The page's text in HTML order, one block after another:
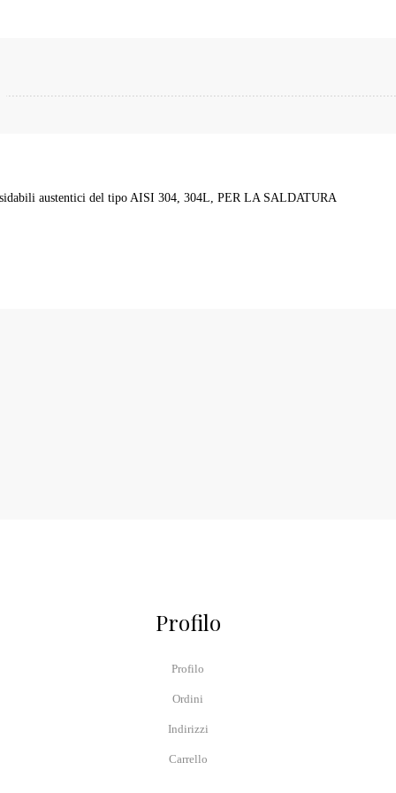
austentici del tipo AISI 304, 304L, PER LA SALDATURA
Profilo
Profilo
Ordini
Indirizzi
Carrello